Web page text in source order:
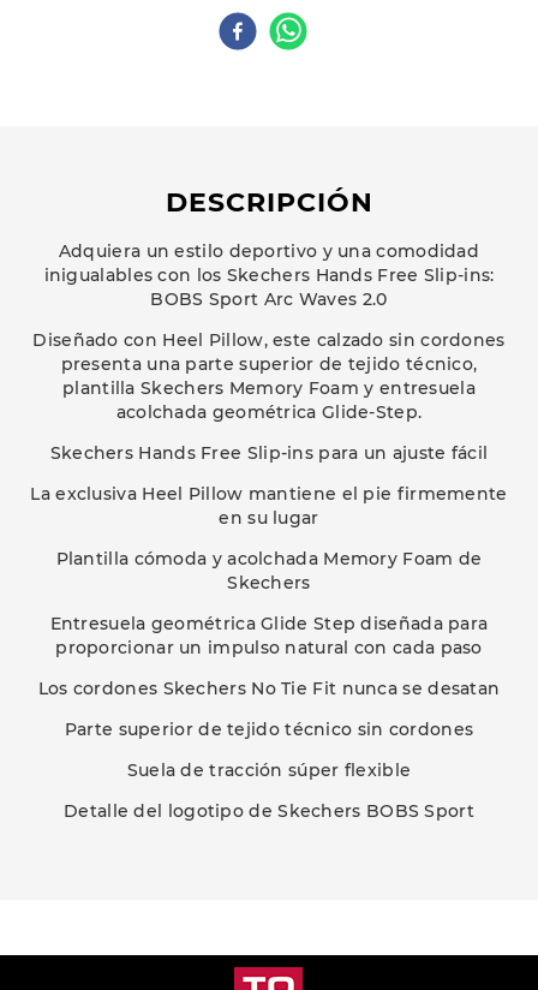
DESCRIPCIÓN
Adquiera un estilo deportivo y una comodidad
inigualables con los Skechers Hands Free Slip-ins:
BOBS Sport Arc Waves 2.0
Diseñado con Heel Pillow, este calzado sin cordones
presenta una parte superior de tejido técnico,
plantilla Skechers Memory Foam y entresuela
acolchada geométrica Glide-Step.
Skechers Hands Free Slip-ins para un ajuste fácil
La exclusiva Heel Pillow mantiene el pie firmemente
en su lugar
Plantilla cómoda y acolchada Memory Foam de
Skechers
Entresuela geométrica Glide Step diseñada para
proporcionar un impulso natural con cada paso
Los cordones Skechers No Tie Fit nunca se desatan
Parte superior de tejido técnico sin cordones
Suela de tracción súper flexible
Detalle del logotipo de Skechers BOBS Sport